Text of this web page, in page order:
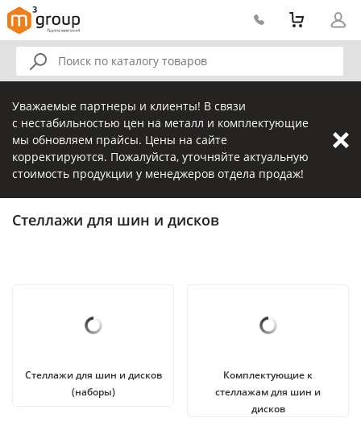
Уважаемые партнеры и клиенты! В связи
с нестабильностью цен на металл и комплектующие
мы обновляем прайсы. Цены на сайте
корректируются. Пожалуйста, уточняйте актуальную
стоимость продукции у менеджеров отдела продаж!
Стеллажи для шин и дисков
Стеллажи для шин и дисков
(наборы)
Комплектующие к
стеллажам для шин и
дисков